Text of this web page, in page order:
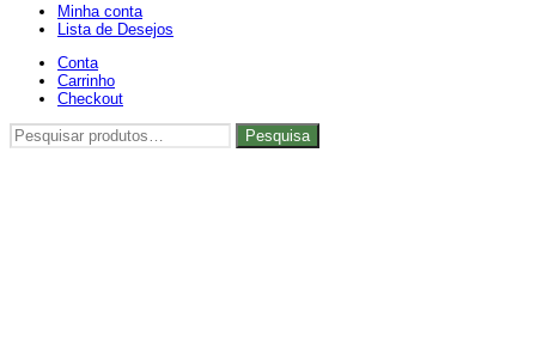
Minha conta
Lista de Desejos
Conta
Carrinho
Checkout
Pesquisar
por:
Pesquisa